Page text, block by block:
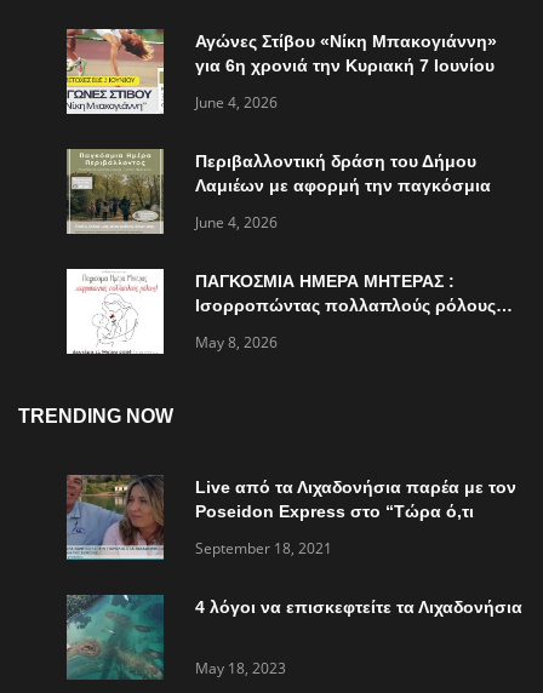
Αγώνες Στίβου «Νίκη Μπακογιάννη»
για 6η χρονιά την Κυριακή 7 Ιουνίου
June 4, 2026
Περιβαλλοντική δράση του Δήμου
Λαμιέων με αφορμή την παγκόσμια
June 4, 2026
ΠΑΓΚΟΣΜΙΑ ΗΜΕΡΑ ΜΗΤΕΡΑΣ :
Ισορροπώντας πολλαπλούς ρόλους…
May 8, 2026
TRENDING NOW
Live από τα Λιχαδονήσια παρέα με τον
Poseidon Express στο “Τώρα ό,τι
September 18, 2021
4 λόγοι να επισκεφτείτε τα Λιχαδονήσια
May 18, 2023